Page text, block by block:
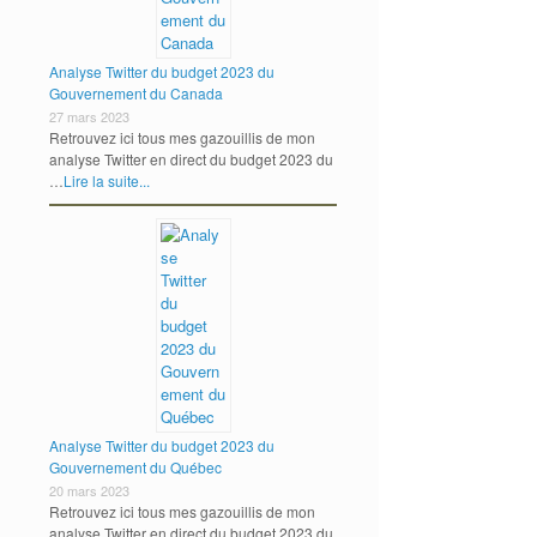
Analyse Twitter du budget 2023 du
Gouvernement du Canada
27 mars 2023
Retrouvez ici tous mes gazouillis de mon
analyse Twitter en direct du budget 2023 du
…Lire la suite...
Analyse Twitter du budget 2023 du
Gouvernement du Québec
20 mars 2023
Retrouvez ici tous mes gazouillis de mon
analyse Twitter en direct du budget 2023 du